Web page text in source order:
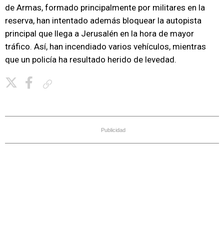
de Armas, formado principalmente por militares en la
reserva, han intentado además bloquear la autopista
principal que llega a Jerusalén en la hora de mayor
tráfico. Así, han incendiado varios vehículos, mientras
que un policía ha resultado herido de levedad.
Publicidad